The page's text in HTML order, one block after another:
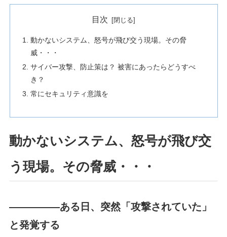
目次
動かないシステム、怒号が飛び交う現場。その脅
威・・・
サイバー攻撃、防止策は？ 被害にあったらどうすべ
き？
常にセキュリティ意識を
動かないシステム、怒号が飛び交
う現場。その脅威・・・
―――――ある日、突然「攻撃されていた」
と発覚する